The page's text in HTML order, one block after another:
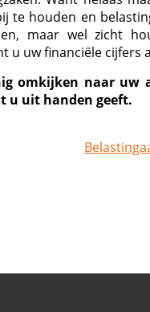
te houden en
maar wel zicht
u uw financiële cijfers
omkijken naar
u uit handen geeft.